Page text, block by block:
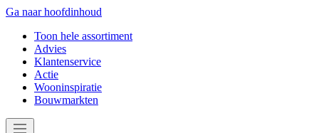
Ga naar hoofdinhoud
Toon hele assortiment
Advies
Klantenservice
Actie
Wooninspiratie
Bouwmarkten